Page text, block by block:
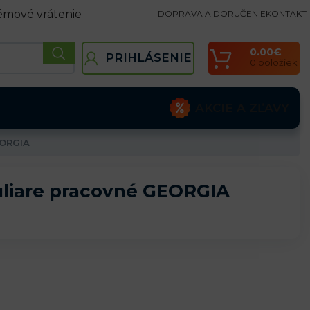
vrátenie DOPRAVA A DORUČENIEKONTAKT
PRIHLÁSENIE 0 položiek
0.00€
pracovné GEORGIA